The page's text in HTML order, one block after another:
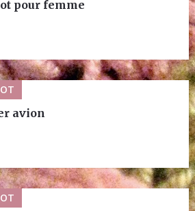
pour femme
avion